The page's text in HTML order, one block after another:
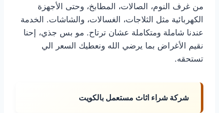
من غرف النوم، الصالات، المطابخ، وحتى الأجهزة
الكهربائية مثل الثلاجات، الغسالات، والشاشات. الخدمة
عندنا شاملة ومتكاملة عشان ترتاح. مو بس جذي، إحنا
نقيم الأغراض بما يرضي الله ونعطيك السعر الي
تستحقه.
شركة شراء اثاث مستعمل بالكويت